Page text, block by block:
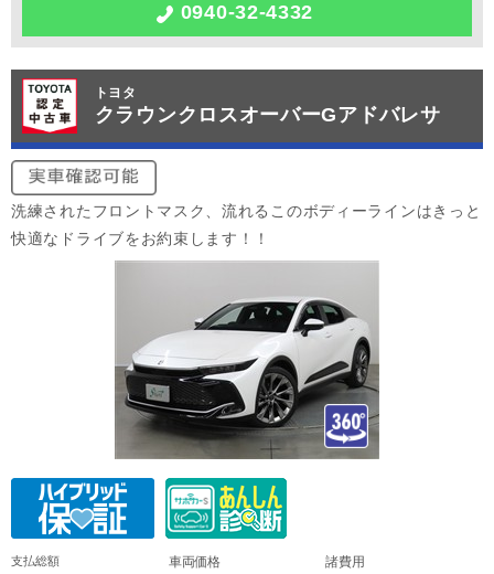
0940-32-4332
トヨタ
クラウンクロスオーバーGアドバレサ
洗練されたフロントマスク、流れるこのボディーラインはきっと
快適なドライブをお約束します！！
支払総額 車両価格 諸費用